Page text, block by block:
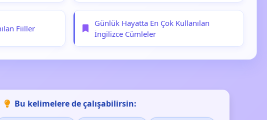
Fiiller
Günlük Hayatta En Çok Kullanılan
İngilizce Cümleler
Bu kelimelere de çalışabilirsin: